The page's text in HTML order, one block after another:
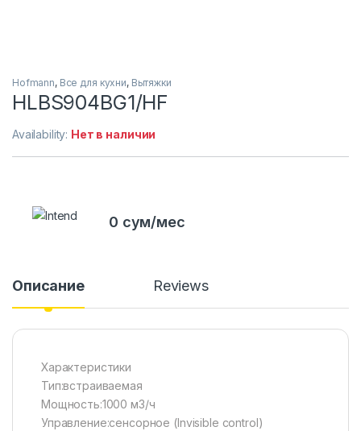
Hofmann, Все для кухни, Вытяжки
HLBS904BG1/HF
Availability: Нет в наличии
0 сум/мес
Описание Reviews
Характеристики
Тип:встраиваемая
Мощность:1000 м3/ч
Управление:сенсорное (Invisible control)